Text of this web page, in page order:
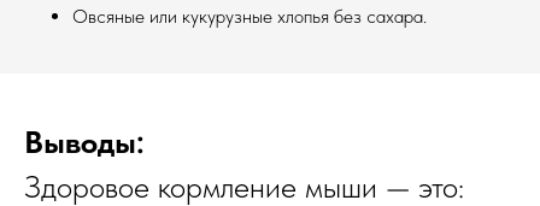
Овсяные или кукурузные хлопья без сахара.
Выводы:
Здоровое кормление мыши — это: